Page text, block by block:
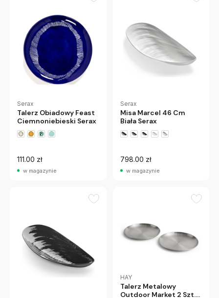
Serax
Talerz Obiadowy Feast
Ciemnoniebieski Serax
111.00 zł
w magazynie
Serax
Misa Marcel 46 Cm
Biała Serax
798.00 zł
w magazynie
HAY
Talerz Metalowy
Outdoor Market 2 Szt.